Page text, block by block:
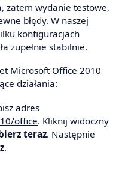
zatem wydanie testowe,
błędy. W naszej
konfiguracjach
zupełnie stabilnie.
Microsoft Office 2010
działania:
adres
office. Kliknij widoczny
teraz. Następnie
.